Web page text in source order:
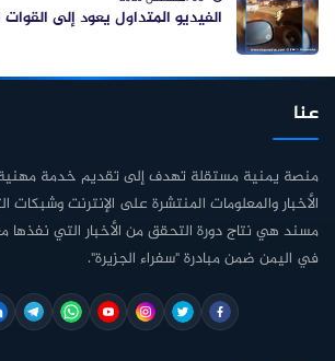
الفيديو المتداول يعود إلى القوات
عنا
منصة يمنية مستقلة تهدف إلى تقديم خدمة
الأخبار والمعلومات المنتشرة على الإنترنت وشبكات
مسند هي نتاج دورة التحقق من الأخبار التي نفذها
في اليمن ضمن مبادرة "سفراء الجزيرة".